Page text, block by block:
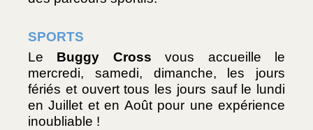
SPORTS
Le Buggy Cross vous accueille le
mercredi, samedi, dimanche, les jours
fériés et ouvert tous les jours sauf le lundi
en Juillet et en Août pour une expérience
inoubliable !